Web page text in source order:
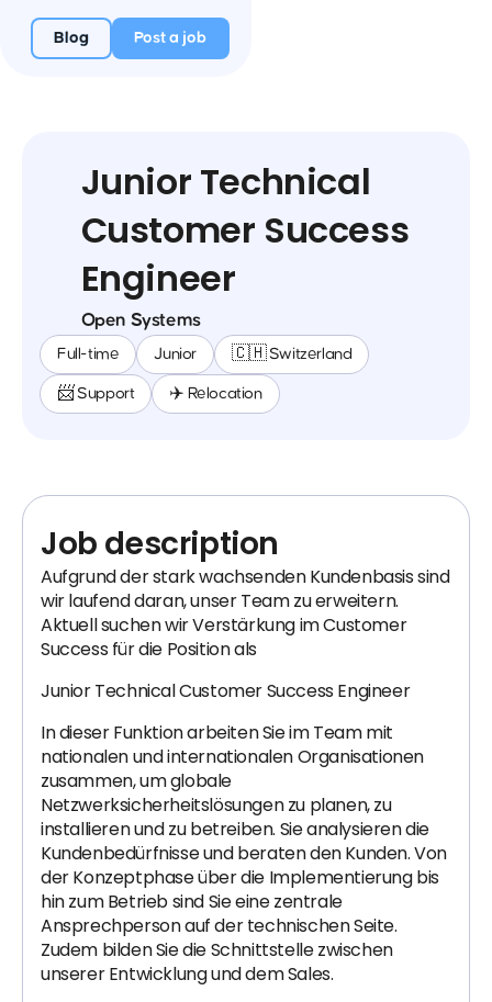
Blog Post a job
Junior Technical
Customer Success
Engineer
Open Systems
Full-time Junior 🇨🇭 Switzerland
📨 Support ✈️ Relocation
Job description
Aufgrund der stark wachsenden Kundenbasis sind
wir laufend daran, unser Team zu erweitern.
Aktuell suchen wir Verstärkung im Customer
Success für die Position als
Junior Technical Customer Success Engineer
In dieser Funktion arbeiten Sie im Team mit
nationalen und internationalen Organisationen
zusammen, um globale
Netzwerksicherheitslösungen zu planen, zu
installieren und zu betreiben. Sie analysieren die
Kundenbedürfnisse und beraten den Kunden. Von
der Konzeptphase über die Implementierung bis
hin zum Betrieb sind Sie eine zentrale
Ansprechperson auf der technischen Seite.
Zudem bilden Sie die Schnittstelle zwischen
unserer Entwicklung und dem Sales.